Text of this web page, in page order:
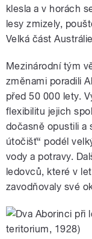
klesla a v horách
lesy zmizely,
Velká část
Mezinárodní tým
změnami poradili
před 50 000 lety.
flexibilitu jejich
dočasně opustili a
útočišť“ podél
vody a potravy.
ledovců, které v
zavodňovaly své